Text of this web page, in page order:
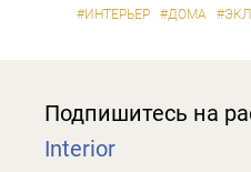
#ИНТЕРЬЕР #ДОМА
Подпишитесь на
Interior